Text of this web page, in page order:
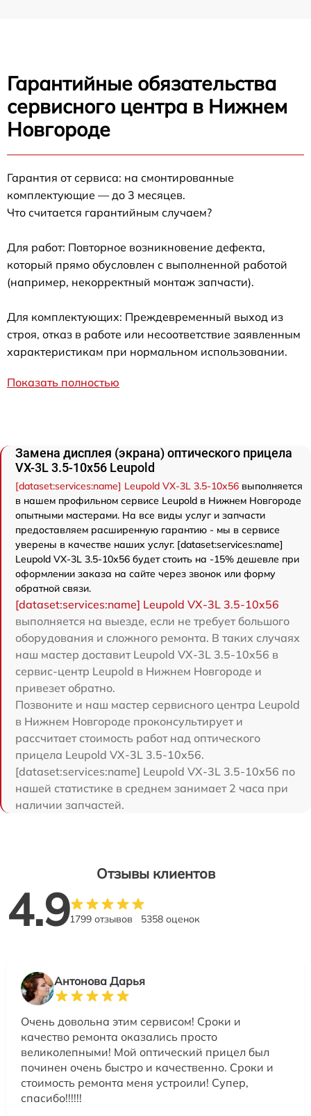
Гарантийные обязательства
сервисного центра в Нижнем
Новгороде
Гарантия от сервиса: на смонтированные
комплектующие — до 3 месяцев.
Что считается гарантийным случаем?
Для работ: Повторное возникновение дефекта,
который прямо обусловлен с выполненной работой
(например, некорректный монтаж запчасти).
Для комплектующих: Преждевременный выход из
строя, отказ в работе или несоответствие заявленным
характеристикам при нормальном использовании.
Показать полностью
Замена дисплея (экрана) оптического прицела
VX-3L 3.5-10x56 Leupold
[dataset:services:name] Leupold VX-3L 3.5-10x56 выполняется
в нашем профильном сервисе Leupold в Нижнем Новгороде
опытными мастерами. На все виды услуг и запчасти
предоставляем расширенную гарантию - мы в сервисе
уверены в качестве наших услуг. [dataset:services:name]
Leupold VX-3L 3.5-10x56 будет стоить на -15% дешевле при
оформлении заказа на сайте через звонок или форму
обратной связи.
[dataset:services:name] Leupold VX-3L 3.5-10x56
выполняется на выезде, если не требует большого
оборудования и сложного ремонта. В таких случаях
наш мастер доставит Leupold VX-3L 3.5-10x56 в
сервис-центр Leupold в Нижнем Новгороде и
привезет обратно.
Позвоните и наш мастер сервисного центра Leupold
в Нижнем Новгороде проконсультирует и
рассчитает стоимость работ над оптического
прицела Leupold VX-3L 3.5-10x56.
[dataset:services:name] Leupold VX-3L 3.5-10x56 по
нашей статистике в среднем занимает 2 часа при
наличии запчастей.
Отзывы клиентов
4.91799 отзывов 5358 оценок
Антонова Дарья
Очень довольна этим сервисом! Сроки и
качество ремонта оказались просто
великолепными! Мой оптический прицел был
починен очень быстро и качественно. Сроки и
стоимость ремонта меня устроили! Супер,
спасибо!!!!!!